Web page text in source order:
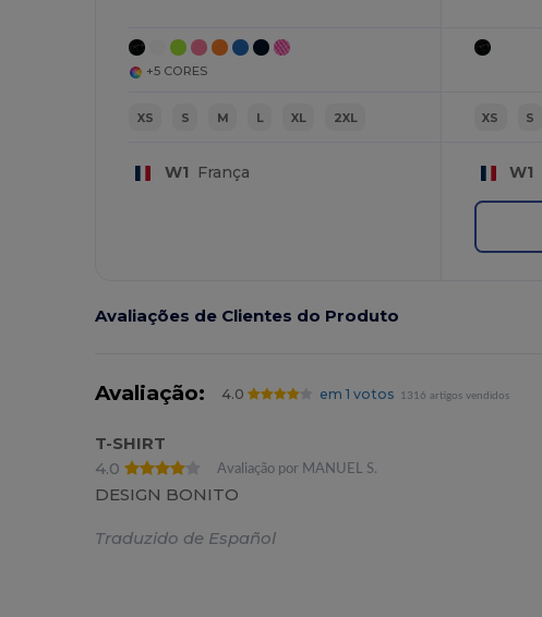
+5 CORES
XS S M L XL 2XL
W1 França
XS S
W1
Avaliações de Clientes do Produto
Avaliação: 4.0 em 1 votos 1316 artigos vendidos
T-SHIRT
4.0
Avaliação por MANUEL S.
DESIGN BONITO
Traduzido de Español